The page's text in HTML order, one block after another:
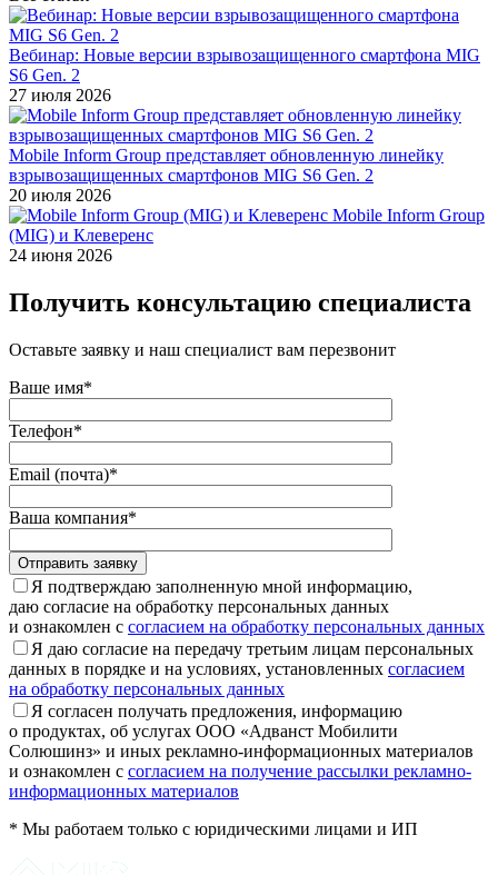
Вебинар: Новые версии взрывозащищенного смартфона MIG
S6 Gen. 2
27 июля 2026
Mobile Inform Group представляет обновленную линейку
взрывозащищенных смартфонов MIG S6 Gen. 2
20 июля 2026
Mobile Inform Group
(MIG) и Клеверенс
24 июня 2026
Получить консультацию специалиста
Оставьте заявку и наш специалист вам перезвонит
Ваше имя*
Телефон*
Email (почта)*
Ваша компания*
Отправить заявку
Я подтверждаю заполненную мной информацию,
даю согласие на обработку персональных данных
и ознакомлен с согласием на обработку персональных данных
Я даю согласие на передачу третьим лицам персональных
данных в порядке и на условиях, установленных согласием
на обработку персональных данных
Я согласен получать предложения, информацию
о продуктах, об услугах ООО «Адванст Мобилити
Солюшинз» и иных рекламно-информационных материалов
и ознакомлен с согласием на получение рассылки рекламно-
информационных материалов
* Мы работаем только с юридическими лицами и ИП